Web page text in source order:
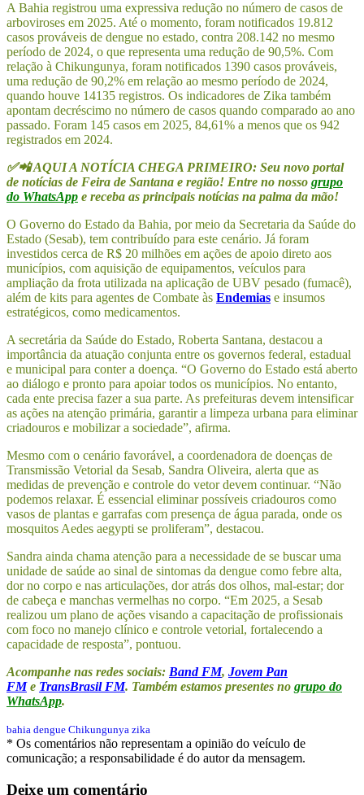
A Bahia registrou uma expressiva redução no número de casos de
arboviroses em 2025. Até o momento, foram notificados 19.812
casos prováveis de dengue no estado, contra 208.142 no mesmo
período de 2024, o que representa uma redução de 90,5%. Com
relação à Chikungunya, foram notificados 1390 casos prováveis,
uma redução de 90,2% em relação ao mesmo período de 2024,
quando houve 14135 registros. Os indicadores de Zika também
apontam decréscimo no número de casos quando comparado ao ano
passado. Foram 145 casos em 2025, 84,61% a menos que os 942
registrados em 2024.
✅📲 AQUI A NOTÍCIA CHEGA PRIMEIRO: Seu novo portal
de notícias de Feira de Santana e região! Entre no nosso grupo
do WhatsApp e receba as principais notícias na palma da mão!
O Governo do Estado da Bahia, por meio da Secretaria da Saúde do
Estado (Sesab), tem contribuído para este cenário. Já foram
investidos cerca de R$ 20 milhões em ações de apoio direto aos
municípios, com aquisição de equipamentos, veículos para
ampliação da frota utilizada na aplicação de UBV pesado (fumacê),
além de kits para agentes de Combate às Endemias e insumos
estratégicos, como medicamentos.
A secretária da Saúde do Estado, Roberta Santana, destacou a
importância da atuação conjunta entre os governos federal, estadual
e municipal para conter a doença. “O Governo do Estado está aberto
ao diálogo e pronto para apoiar todos os municípios. No entanto,
cada ente precisa fazer a sua parte. As prefeituras devem intensificar
as ações na atenção primária, garantir a limpeza urbana para eliminar
criadouros e mobilizar a sociedade”, afirma.
Mesmo com o cenário favorável, a coordenadora de doenças de
Transmissão Vetorial da Sesab, Sandra Oliveira, alerta que as
medidas de prevenção e controle do vetor devem continuar. “Não
podemos relaxar. É essencial eliminar possíveis criadouros como
vasos de plantas e garrafas com presença de água parada, onde os
mosquitos Aedes aegypti se proliferam”, destacou.
Sandra ainda chama atenção para a necessidade de se buscar uma
unidade de saúde ao sinal de sintomas da dengue como febre alta,
dor no corpo e nas articulações, dor atrás dos olhos, mal-estar; dor
de cabeça e manchas vermelhas no corpo. “Em 2025, a Sesab
realizou um plano de ações visando a capacitação de profissionais
com foco no manejo clínico e controle vetorial, fortalecendo a
capacidade de resposta”, pontuou.
Acompanhe nas redes sociais: Band FM, Jovem Pan
FMe TransBrasil FM. Também estamos presentes no grupo do
WhatsApp.
bahia dengue Chikungunya zika
* Os comentários não representam a opinião do veículo de
comunicação; a responsabilidade é do autor da mensagem.
Deixe um comentário